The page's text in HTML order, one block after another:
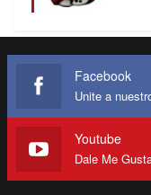
Milei autorizó vía
norteamericano
realizar tareas
Armada Argentina.
Sostener a Milei
Facebook
Youtube
Dale Me